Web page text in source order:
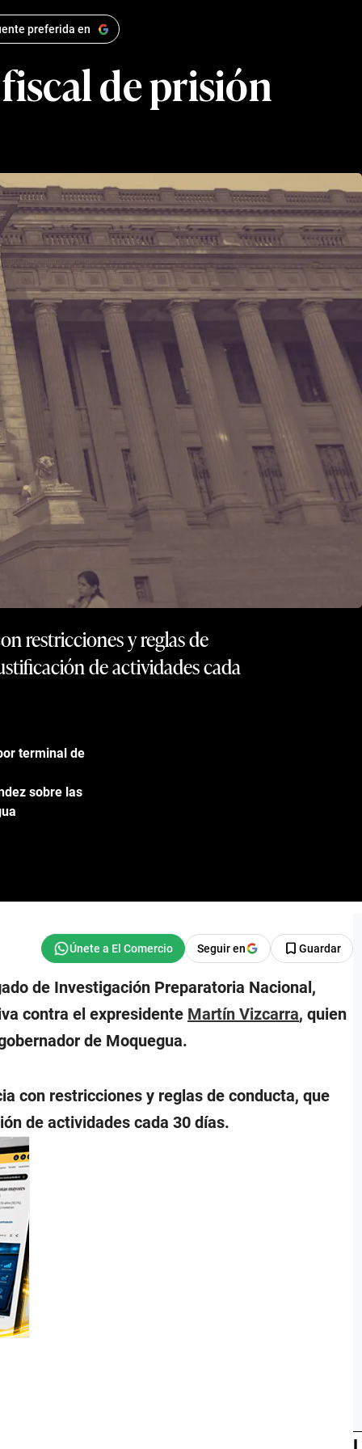
preferida en
de prisión
restricciones y reglas de
de actividades cada
terminal de
sobre las
Seguir en Guardar
de Investigación Preparatoria Nacional,
contra el expresidente Martín Vizcarra, quien
de Moquegua.
con restricciones y reglas de conducta, que
de actividades cada 30 días.